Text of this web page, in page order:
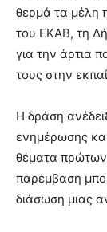
θερμά τα μέλη
του ΕΚΑΒ, τη
για την άρτια
τους στην
Η δράση
ενημέρωσης
θέματα πρώτων
παρέμβαση
διάσωση μιας